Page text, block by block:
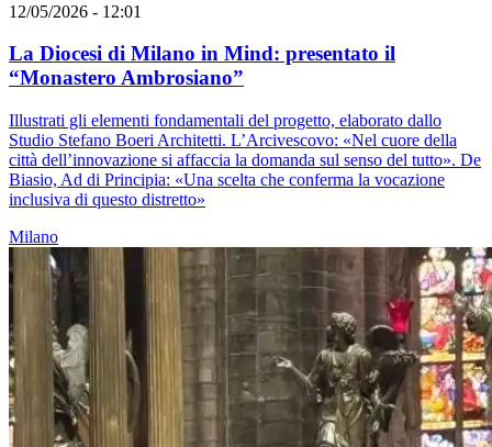
12/05/2026 - 12:01
La Diocesi di Milano in Mind: presentato il
“Monastero Ambrosiano”
Illustrati gli elementi fondamentali del progetto, elaborato dallo
Studio Stefano Boeri Architetti. L’Arcivescovo: «Nel cuore della
città dell’innovazione si affaccia la domanda sul senso del tutto». De
Biasio, Ad di Principia: «Una scelta che conferma la vocazione
inclusiva di questo distretto»
Milano